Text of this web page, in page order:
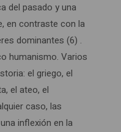
del pasado y una
en contraste con la
dominantes (6) .
humanismo. Varios
el griego, el
el ateo, el
caso, las
inflexión en la